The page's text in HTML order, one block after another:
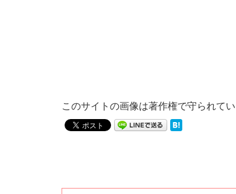
このサイトの画像は著作権で守られて